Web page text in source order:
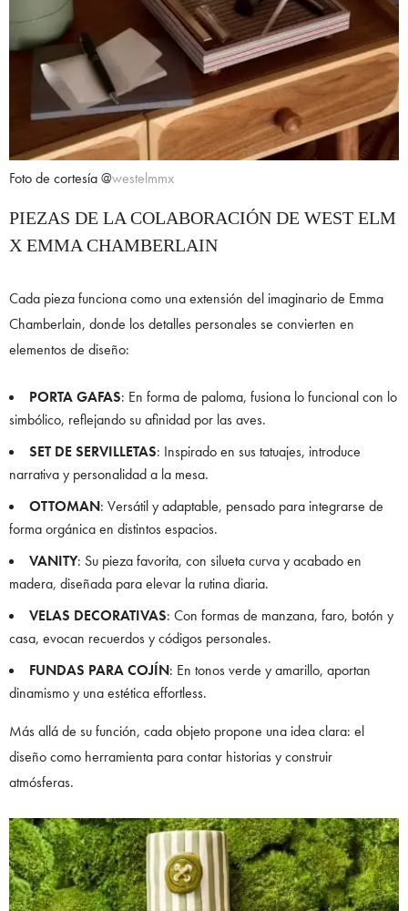
Foto de cortesía @westelmmx
PIEZAS DE LA COLABORACIÓN DE WEST ELM
X EMMA CHAMBERLAIN
Cada pieza funciona como una extensión del imaginario de Emma
Chamberlain, donde los detalles personales se convierten en
elementos de diseño:
PORTA GAFAS: En forma de paloma, fusiona lo funcional con lo
simbólico, reflejando su afinidad por las aves.
SET DE SERVILLETAS: Inspirado en sus tatuajes, introduce
narrativa y personalidad a la mesa.
OTTOMAN: Versátil y adaptable, pensado para integrarse de
forma orgánica en distintos espacios.
VANITY: Su pieza favorita, con silueta curva y acabado en
madera, diseñada para elevar la rutina diaria.
VELAS DECORATIVAS: Con formas de manzana, faro, botón y
casa, evocan recuerdos y códigos personales.
FUNDAS PARA COJÍN: En tonos verde y amarillo, aportan
dinamismo y una estética effortless.
Más allá de su función, cada objeto propone una idea clara: el
diseño como herramienta para contar historias y construir
atmósferas.